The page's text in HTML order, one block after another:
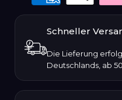
options
Schneller
Die Lieferung
Deutschlands, ab